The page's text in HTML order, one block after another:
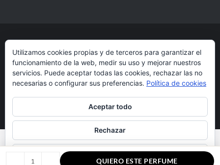
| Derechos Reservados | Hecho con cariño
pordogleg
Utilizamos cookies propias y de terceros para garantizar el
funcionamiento de la web, medir su uso y mejorar nuestros
servicios. Puede aceptar todas las cookies, rechazar las no
necesarias o configurar sus preferencias. Política de cookies
Aceptar todo
Rechazar
Configurar
QUIERO ESTE PERFUME